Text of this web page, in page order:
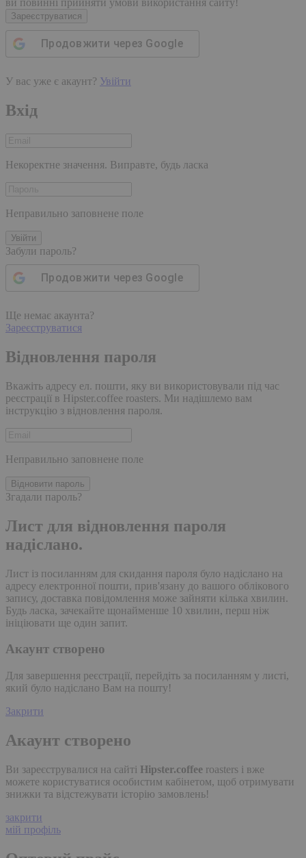
ви повинні прийняти умови використання сайту!
Зареєструватися
Продовжити через Google
У вас уже є акаунт? Увійти
Вхід
Некоректне значення. Виправте, будь ласка
Неправильно заповнене поле
Увійти
Забули пароль?
Продовжити через Google
Ще немає акаунта?
Зареєструватися
Відновлення пароля
Вкажіть адресу ел. пошти, яку ви використовували під час
реєстрації в Hipster.coffee roasters. Ми надішлемо вам
інструкцію з відновлення пароля.
Неправильно заповнене поле
Відновити пароль
Згадали пароль?
Лист для відновлення пароля
надіслано.
Лист із посиланням для скидання пароля було надіслано на
адресу електронної пошти, прив'язану до вашого облікового
запису, доставка повідомлення може зайняти кілька хвилин.
Будь ласка, зачекайте щонайменше 10 хвилин, перш ніж
ініціювати ще один запит.
Акаунт створено
Для завершення реєстрації, перейдіть за посиланням у листі,
який було надіслано Вам на пошту!
Закрити
Акаунт створено
Ви зареєструвалися на сайті Hipster.coffee roasters і вже
можете користуватися особистим кабінетом, щоб отримувати
знижки та відстежувати історію замовлень!
закрити
мій профіль